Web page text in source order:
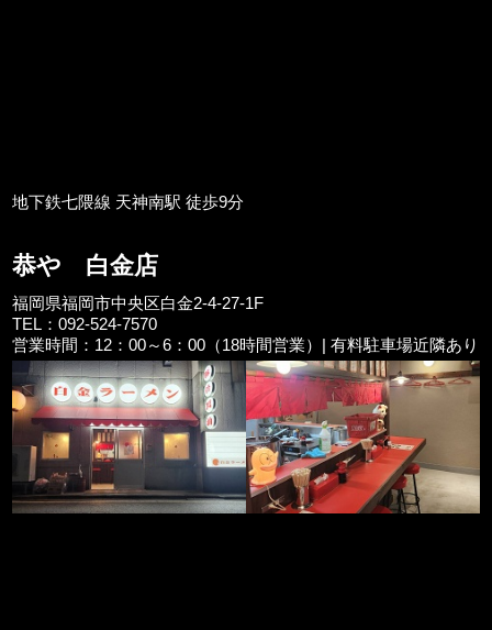
地下鉄七隈線 天神南駅 徒歩9分
恭や 白金店
福岡県福岡市中央区白金2-4-27-1F
TEL：092-524-7570
営業時間：12：00～6：00（18時間営業）| 有料駐車場近隣あり